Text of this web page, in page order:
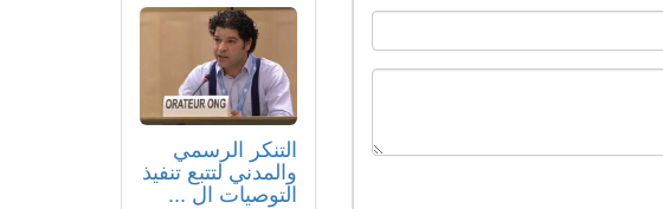
التنكر الرسمي
والمدني لتتبع تنفيذ
التوصيات ال ...